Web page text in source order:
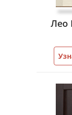
Лео